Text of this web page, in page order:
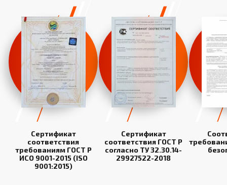
Сертификат
соответствия
требованиям ГОСТ Р
ИСО 9001-2015 (ISO
9001:2015)
Сертификат
соответствия ГОСТ Р
согласно ТУ 32.30.14-
29927522-2018